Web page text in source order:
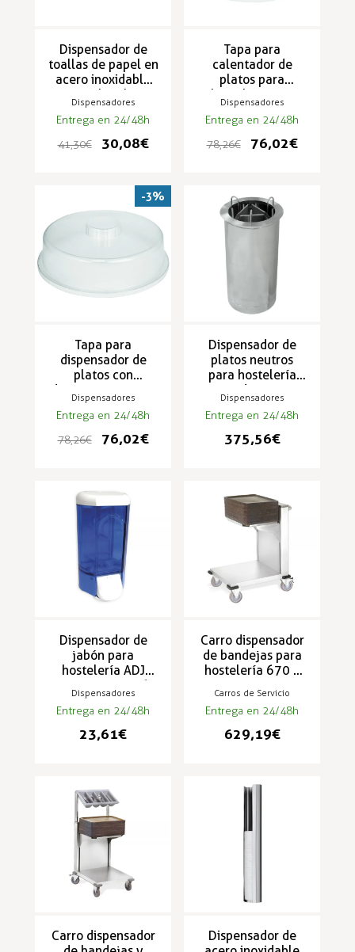
Dispensador de
toallas de papel en
acero inoxidable
para lavabo
Dispensadores
Entrega en 24/48h
41,30 €
30,08 €
Tapa para
calentador de
platos para
hostelería con
diámetro 325 mm
Dispensadores
Entrega en 24/48h
78,26 €
76,02 €
Tapa para
dispensador de
platos con
diámetro 400 mm
Dispensadores
Entrega en 24/48h
78,26 €
76,02 €
-3%
Dispensador de
platos neutros
para hostelería
con distintos
diametros DPN
Dispensadores
Entrega en 24/48h
375,56 €
Dispensador de
jabón para
hostelería ADJ
305x2710x146
mm
Dispensadores
Entrega en 24/48h
23,61 €
Carro dispensador
de bandejas para
hostelería 670 x
Carros de Servicio
Entrega en 24/48h
629,19 €
Carro dispensador
Dispensador de